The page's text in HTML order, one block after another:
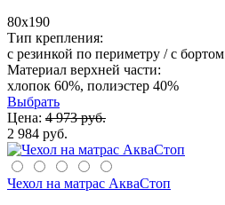
80x190
Тип крепления:
с резинкой по периметру / с бортом
Материал верхней части:
хлопок 60%, полиэстер 40%
Выбрать
Цена: 4 973 руб.
2 984 руб.
Чехол на матрас АкваСтоп